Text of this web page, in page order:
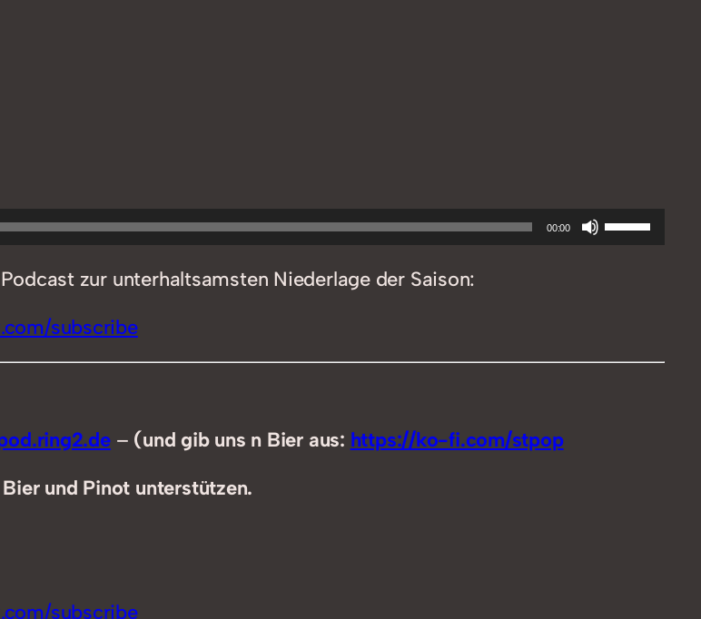
00:00
Pfeiltasten
Hoch/
Lautstärke
zur unterhaltsamsten Niederlage der Saison:
subscribe
– (und gib uns n Bier aus: https://ko-fi.com/stpop
und Pinot unterstützen.
subscribe